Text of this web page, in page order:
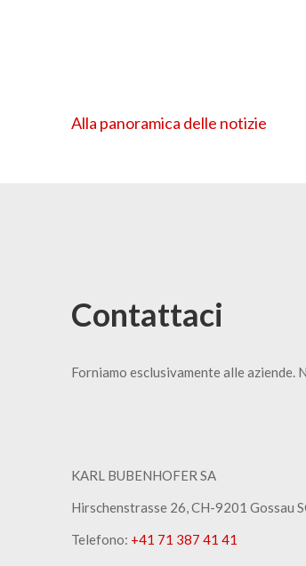
Alla panoramica delle notizie
Contattaci
Forniamo esclusivamente alle aziende.
KARL BUBENHOFER SA
Hirschenstrasse 26, CH-9201 Gossau
Telefono: +41 71 387 41 41